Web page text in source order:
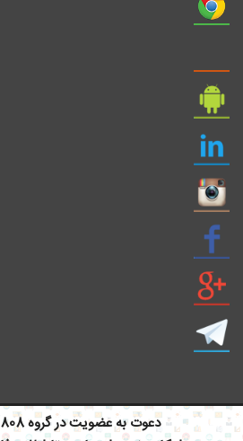
دعوت به عضویت در گروه 808 در تلگرام و بله
ایمیل: info civil808.com | ایمیل: saze808 gmail.com